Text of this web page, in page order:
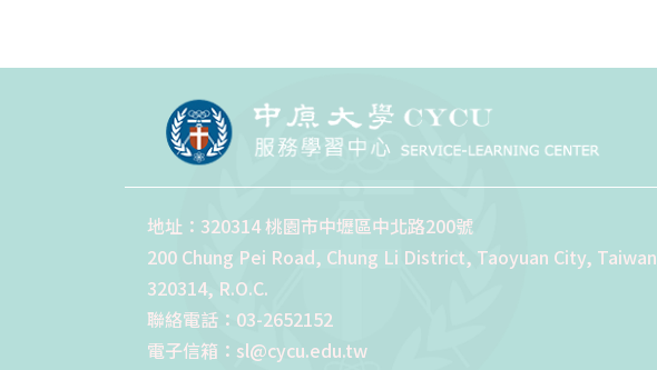
地址：320314 桃園市中壢區中北路200號
200 Chung Pei Road, Chung Li District, Taoyuan City, Taiwan
320314, R.O.C.
聯絡電話：03-2652152
電子信箱：sl@cycu.edu.tw